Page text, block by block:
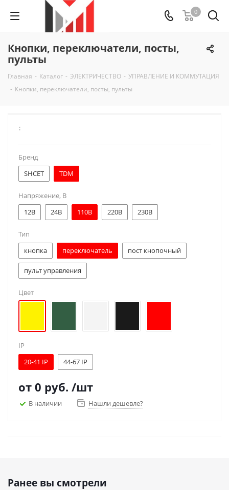
0
Кнопки, переключатели, посты,
пульты
Главная - Каталог - ЭЛЕКТРИЧЕСТВО - УПРАВЛЕНИЕ И КОММУТАЦИЯ
- Кнопки, переключатели, посты, пульты
:
Бренд
SHCET
TDM
Напряжение, В
12В
24В 110В 220В 230В
Тип
кнопка
переключатель пост кнопочный
пульт управления
Цвет
IP
20-41 IP
44-67 IP
от 0 руб. /шт
В наличии Нашли дешевле?
Ранее вы смотрели